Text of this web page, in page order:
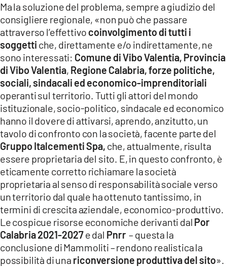
Ma la soluzione del problema, sempre a giudizio del
consigliere regionale, «non può che passare
attraverso l’effettivo coinvolgimento di tutti i
soggetti che, direttamente e/o indirettamente, ne
sono interessati: Comune di Vibo Valentia, Provincia
di Vibo Valentia, Regione Calabria, forze politiche,
sociali, sindacali ed economico-imprenditoriali
operanti sul territorio. Tutti gli attori del mondo
istituzionale, socio-politico, sindacale ed economico
hanno il dovere di attivarsi, aprendo, anzitutto, un
tavolo di confronto con la società, facente parte del
Gruppo Italcementi Spa, che, attualmente, risulta
essere proprietaria del sito. E, in questo confronto, è
eticamente corretto richiamare la società
proprietaria al senso di responsabilità sociale verso
un territorio dal quale ha ottenuto tantissimo, in
termini di crescita aziendale, economico-produttivo.
Le cospicue risorse economiche derivanti dal Por
Calabria 2021-2027e dal Pnrr– questa la
conclusione di Mammoliti – rendono realistica la
possibilità di una riconversione produttiva del sito».